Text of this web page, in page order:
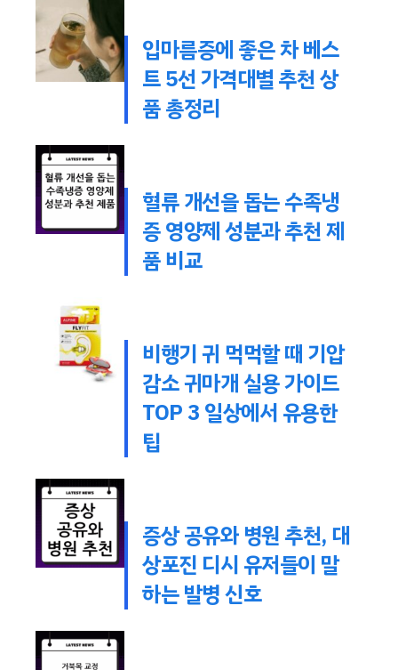
입마름증에 좋은 차 베스
트 5선 가격대별 추천 상
품 총정리
혈류 개선을 돕는 수족냉
증 영양제 성분과 추천 제
품 비교
비행기 귀 먹먹할 때 기압
감소 귀마개 실용 가이드
TOP 3 일상에서 유용한
팁
증상 공유와 병원 추천, 대
상포진 디시 유저들이 말
하는 발병 신호